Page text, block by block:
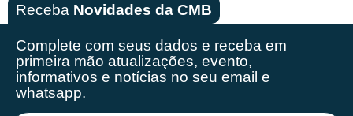
Receba Novidades da CMB
Complete com seus dados e receba em
primeira mão atualizações, evento,
informativos e notícias no seu email e
whatsapp.